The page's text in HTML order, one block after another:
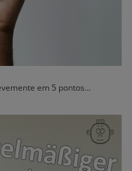
em 5 pontos...